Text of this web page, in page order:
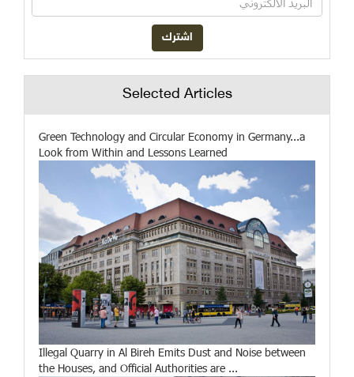
Selected Articles
Green Technology and Circular Economy in Germany...a
Look from Within and Lessons Learned
Illegal Quarry in Al Bireh Emits Dust and Noise between
the Houses, and Official Authorities are ...